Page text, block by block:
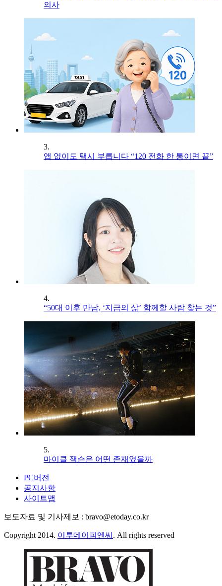
의사
3.
앱 없이도 택시 부릅니다 “120 전화 한 통이면 끝”
4.
“50대 이후 만남, ‘지금의 삶’ 함께할 사람 찾는 것”
5.
마이클 잭슨은 어떤 존재였을까
PC버전
공지사항
사이트맵
보도자료 및 기사제보 : bravo@etoday.co.kr
Copyright 2014. 이투데이피엔씨 . All rights reserved